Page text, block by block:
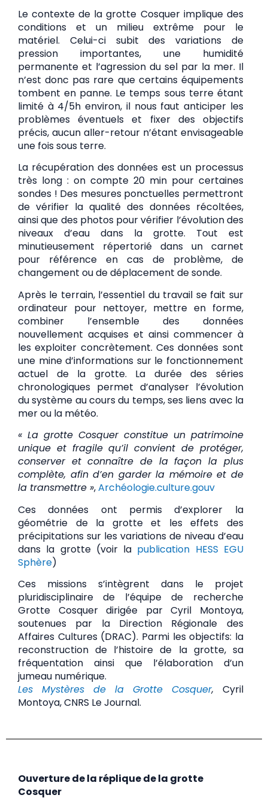
Le contexte de la grotte Cosquer implique des
conditions et un milieu extrême pour le
matériel. Celui-ci subit des variations de
pression importantes, une humidité
permanente et l’agression du sel par la mer. Il
n’est donc pas rare que certains équipements
tombent en panne. Le temps sous terre étant
limité à 4/5h environ, il nous faut anticiper les
problèmes éventuels et fixer des objectifs
précis, aucun aller-retour n’étant envisageable
une fois sous terre.
La récupération des données est un processus
très long : on compte 20 min pour certaines
sondes ! Des mesures ponctuelles permettront
de vérifier la qualité des données récoltées,
ainsi que des photos pour vérifier l’évolution des
niveaux d’eau dans la grotte. Tout est
minutieusement répertorié dans un carnet
pour référence en cas de problème, de
changement ou de déplacement de sonde.
Après le terrain, l’essentiel du travail se fait sur
ordinateur pour nettoyer, mettre en forme,
combiner l’ensemble des données
nouvellement acquises et ainsi commencer à
les exploiter concrètement. Ces données sont
une mine d’informations sur le fonctionnement
actuel de la grotte. La durée des séries
chronologiques permet d’analyser l’évolution
du système au cours du temps, ses liens avec la
mer ou la météo.
« La grotte Cosquer constitue un patrimoine
unique et fragile qu’il convient de protéger,
conserver et connaître de la façon la plus
complète, afin d’en garder la mémoire et de
la transmettre »,Archéologie.culture.gouv
Ces données ont permis d’explorer la
géométrie de la grotte et les effets des
précipitations sur les variations de niveau d’eau
dans la grotte (voir la publication HESS EGU
Sphère)
Ces missions s’intègrent dans le projet
pluridisciplinaire de l’équipe de recherche
Grotte Cosquer dirigée par Cyril Montoya,
soutenues par la Direction Régionale des
Affaires Cultures (DRAC). Parmi les objectifs: la
reconstruction de l’histoire de la grotte, sa
fréquentation ainsi que l’élaboration d’un
jumeau numérique.
Les Mystères de la Grotte Cosquer, Cyril
Montoya, CNRS Le Journal.
Ouverture de la réplique de la grotte
Cosquer